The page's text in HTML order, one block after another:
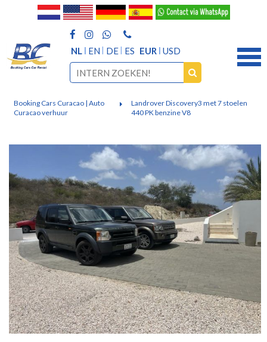
NL EN DE ES EUR USD
Booking Cars Curacao | Auto
Curacao verhuur
Landrover Discovery3 met 7 stoelen
440 PK benzine V8